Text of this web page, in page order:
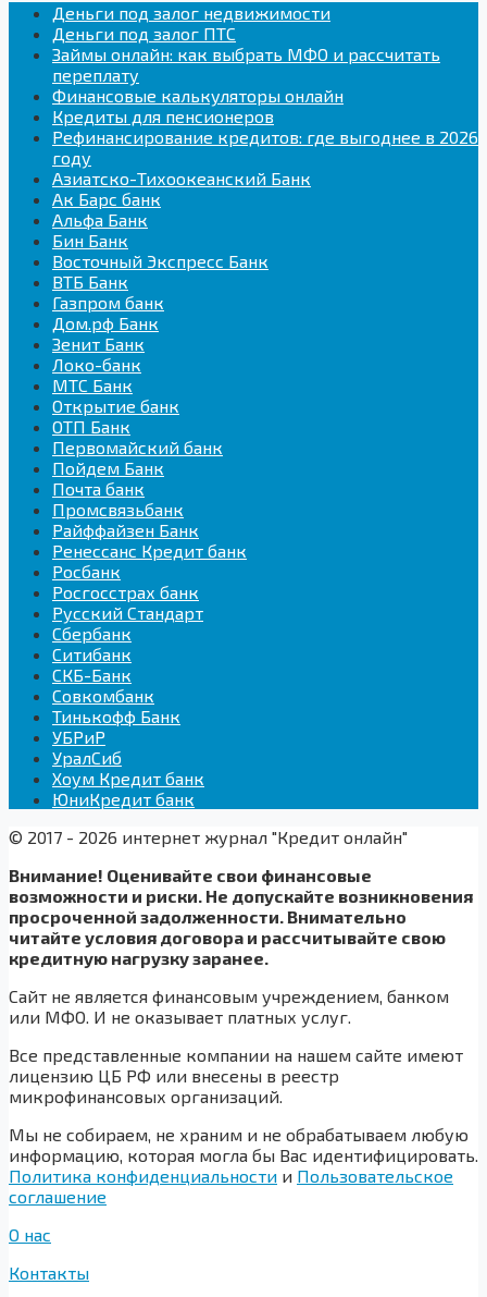
Деньги под залог недвижимости
Деньги под залог ПТС
Займы онлайн: как выбрать МФО и рассчитать
переплату
Финансовые калькуляторы онлайн
Кредиты для пенсионеров
Рефинансирование кредитов: где выгоднее в 2026
году
Азиатско-Тихоокеанский Банк
Ак Барс банк
Альфа Банк
Бин Банк
Восточный Экспресс Банк
ВТБ Банк
Газпром банк
Дом.рф Банк
Зенит Банк
Локо-банк
МТС Банк
Открытие банк
ОТП Банк
Первомайский банк
Пойдем Банк
Почта банк
Промсвязьбанк
Райффайзен Банк
Ренессанс Кредит банк
Росбанк
Росгосстрах банк
Русский Стандарт
Сбербанк
Ситибанк
СКБ-Банк
Совкомбанк
Тинькофф Банк
УБРиР
УралСиб
Хоум Кредит банк
ЮниКредит банк
© 2017 - 2026 интернет журнал "Кредит онлайн"
Внимание! Оценивайте свои финансовые
возможности и риски. Не допускайте возникновения
просроченной задолженности. Внимательно
читайте условия договора и рассчитывайте свою
кредитную нагрузку заранее.
Сайт не является финансовым учреждением, банком
или МФО. И не оказывает платных услуг.
Все представленные компании на нашем сайте имеют
лицензию ЦБ РФ или внесены в реестр
микрофинансовых организаций.
Мы не собираем, не храним и не обрабатываем любую
информацию, которая могла бы Вас идентифицировать.
Политика конфиденциальности и Пользовательское
соглашение
О нас
Контакты